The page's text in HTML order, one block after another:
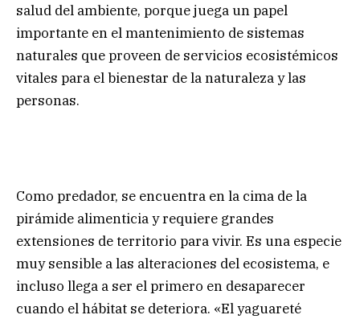
salud del ambiente, porque juega un papel
importante en el mantenimiento de sistemas
naturales que proveen de servicios ecosistémicos
vitales para el bienestar de la naturaleza y las
personas.
Como predador, se encuentra en la cima de la
pirámide alimenticia y requiere grandes
extensiones de territorio para vivir. Es una especie
muy sensible a las alteraciones del ecosistema, e
incluso llega a ser el primero en desaparecer
cuando el hábitat se deteriora. «El yaguareté